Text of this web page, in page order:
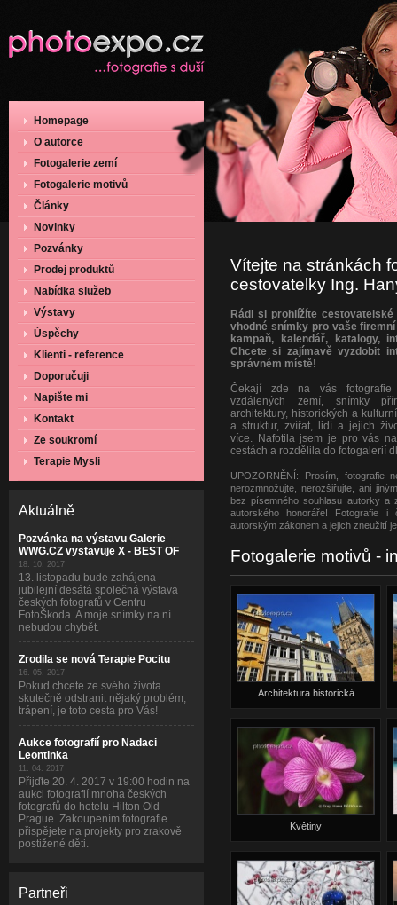
Homepage
O autorce
Fotogalerie zemí
Fotogalerie motivů
Články
Novinky
Pozvánky
Prodej produktů
Nabídka služeb
Výstavy
Úspěchy
Klienti - reference
Doporučuji
Napište mi
Kontakt
Ze soukromí
Terapie Mysli
Aktuálně
Pozvánka na výstavu Galerie
WWG.CZ vystavuje X - BEST OF
18. 10. 2017
13. listopadu bude zahájena
jubilejní desátá společná výstava
českých fotografů v Centru
FotoŠkoda. A moje snímky na ní
nebudou chybět.
Zrodila se nová Terapie Pocitu
16. 05. 2017
Pokud chcete ze svého života
skutečně odstranit nějaký problém,
trápení, je toto cesta pro Vás!
Aukce fotografií pro Nadaci
Leontinka
11. 04. 2017
Přijďte 20. 4. 2017 v 19:00 hodin na
aukci fotografií mnoha českých
fotografů do hotelu Hilton Old
Prague. Zakoupením fotografie
přispějete na projekty pro zrakově
postižené děti.
Partneři
Vítejte na stránkách
cestovatelky Ing.
Rádi si prohlížíte
vhodné snímky pro vaše
kampaň, kalendář, katalogy,
Chcete si zajímavě vyzdobit
správném místě!
Čekají zde na vás
vzdálených zemí, snímky
architektury, historických a
a struktur, zvířat, lidí a jejich
více. Nafotila jsem je pro vás
cestách a rozdělila do fotogalerií
UPOZORNĚNÍ: Prosím, fotografie
nerozmnožujte, nerozšiřujte, ani
bez písemného souhlasu autorky a
autorského honoráře! Fotografie i
autorským zákonem a jejich zneužití
Fotogalerie motivů -
Architektura historická
Květiny